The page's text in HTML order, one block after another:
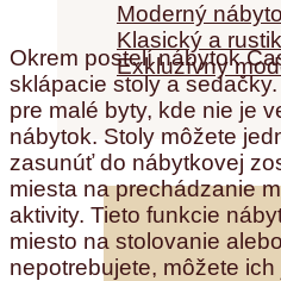
Moderný
Klasický a
Exkluzívny
Okrem postelí nábytok
sklápacie stoly a
pre malé byty, kde nie je
nábytok. Stoly môžete
zasunúť do nábytkovej
miesta na prechádzanie
aktivity. Tieto funkcie
miesto na stolovanie
nepotrebujete, môžete